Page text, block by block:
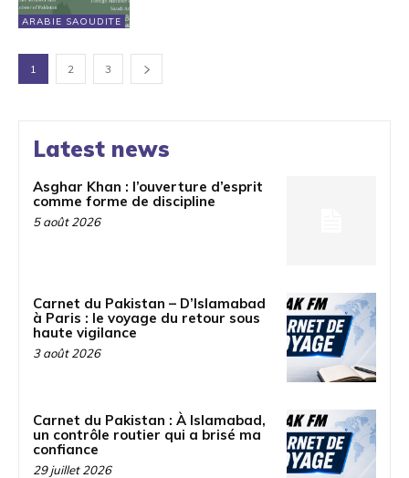
ARABIE SAOUDITE
1 2 3
Latest news
Asghar Khan : l’ouverture d’esprit
comme forme de discipline
5 août 2026
Carnet du Pakistan – D’Islamabad
à Paris : le voyage du retour sous
haute vigilance
3 août 2026
Carnet du Pakistan : À Islamabad,
un contrôle routier qui a brisé ma
confiance
29 juillet 2026